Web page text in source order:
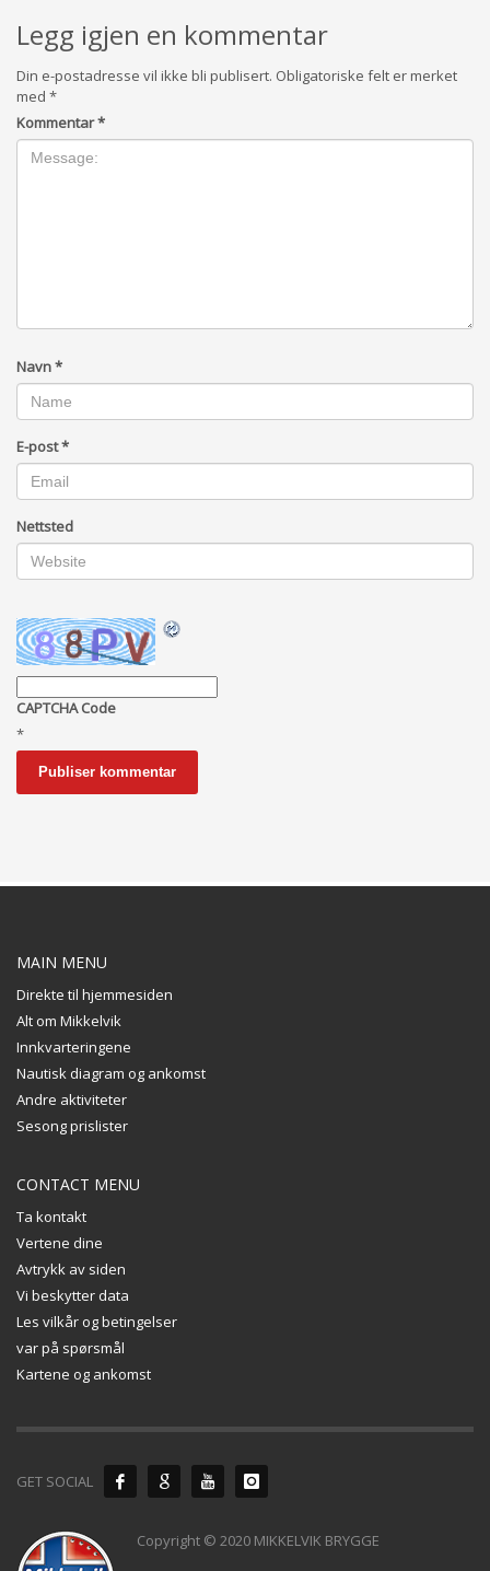
Legg igjen en kommentar
Din e-postadresse vil ikke bli publisert. Obligatoriske felt er merket
med *
Kommentar*
Navn*
E-post*
Nettsted
CAPTCHA Code
*
MAIN MENU
Direkte til hjemmesiden
Alt om Mikkelvik
Innkvarteringene
Nautisk diagram og ankomst
Andre aktiviteter
Sesong prislister
CONTACT MENU
Ta kontakt
Vertene dine
Avtrykk av siden
Vi beskytter data
Les vilkår og betingelser
var på spørsmål
Kartene og ankomst
GET SOCIAL
Copyright © 2020 MIKKELVIK BRYGGE